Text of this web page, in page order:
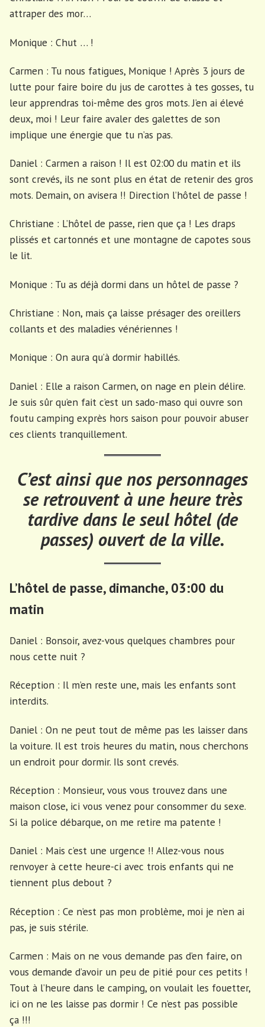
attraper des mor…
Monique : Chut … !
Carmen : Tu nous fatigues, Monique ! Après 3 jours de
lutte pour faire boire du jus de carottes à tes gosses, tu
leur apprendras toi-même des gros mots. J’en ai élevé
deux, moi ! Leur faire avaler des galettes de son
implique une énergie que tu n’as pas.
Daniel : Carmen a raison ! Il est 02:00 du matin et ils
sont crevés, ils ne sont plus en état de retenir des gros
mots. Demain, on avisera !! Direction l’hôtel de passe !
Christiane : L’hôtel de passe, rien que ça ! Les draps
plissés et cartonnés et une montagne de capotes sous
le lit.
Monique : Tu as déjà dormi dans un hôtel de passe ?
Christiane : Non, mais ça laisse présager des oreillers
collants et des maladies vénériennes !
Monique : On aura qu’à dormir habillés.
Daniel : Elle a raison Carmen, on nage en plein délire.
Je suis sûr qu’en fait c’est un sado-maso qui ouvre son
foutu camping exprès hors saison pour pouvoir abuser
ces clients tranquillement.
C’est ainsi que nos personnages
se retrouvent à une heure très
tardive dans le seul hôtel (de
passes) ouvert de la ville.
L’hôtel de passe, dimanche, 03:00 du
matin
Daniel : Bonsoir, avez-vous quelques chambres pour
nous cette nuit ?
Réception : Il m’en reste une, mais les enfants sont
interdits.
Daniel : On ne peut tout de même pas les laisser dans
la voiture. Il est trois heures du matin, nous cherchons
un endroit pour dormir. Ils sont crevés.
Réception : Monsieur, vous vous trouvez dans une
maison close, ici vous venez pour consommer du sexe.
Si la police débarque, on me retire ma patente !
Daniel : Mais c’est une urgence !! Allez-vous nous
renvoyer à cette heure-ci avec trois enfants qui ne
tiennent plus debout ?
Réception : Ce n’est pas mon problème, moi je n’en ai
pas, je suis stérile.
Carmen : Mais on ne vous demande pas d’en faire, on
vous demande d’avoir un peu de pitié pour ces petits !
Tout à l’heure dans le camping, on voulait les fouetter,
ici on ne les laisse pas dormir ! Ce n’est pas possible
ça !!!